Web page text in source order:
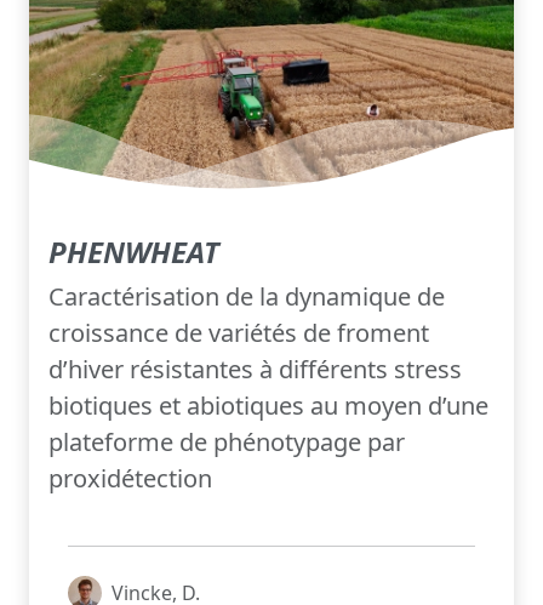
PHENWHEAT
Caractérisation de la dynamique de
croissance de variétés de froment
d’hiver résistantes à différents stress
biotiques et abiotiques au moyen d’une
plateforme de phénotypage par
proxidétection
Vincke, D.